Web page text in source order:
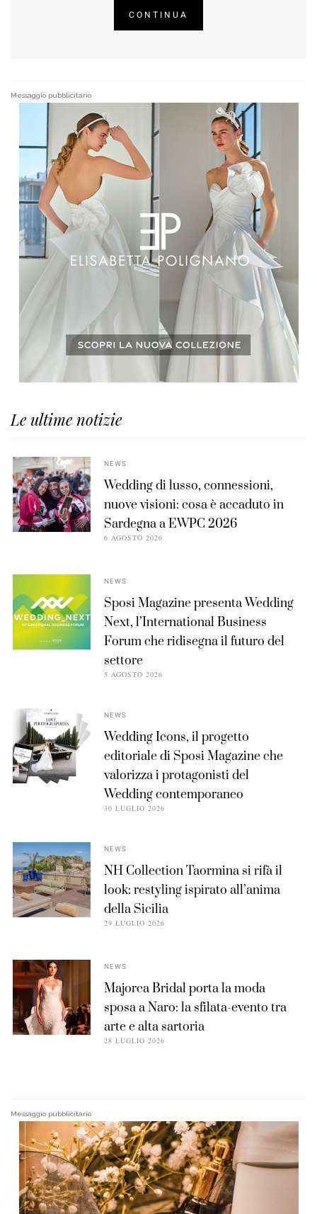
CONTINUA
Messaggio pubblicitario
Le ultime notizie
NEWS
Wedding di lusso, connessioni,
nuove visioni: cosa è accaduto in
Sardegna a EWPC 2026
6 AGOSTO 2026
NEWS
Sposi Magazine presenta Wedding
Next, l’International Business
Forum che ridisegna il futuro del
settore
5 AGOSTO 2026
NEWS
Wedding Icons, il progetto
editoriale di Sposi Magazine che
valorizza i protagonisti del
Wedding contemporaneo
30 LUGLIO 2026
NEWS
NH Collection Taormina si rifà il
look: restyling ispirato all’anima
della Sicilia
29 LUGLIO 2026
NEWS
Majorca Bridal porta la moda
sposa a Naro: la sfilata-evento tra
arte e alta sartoria
28 LUGLIO 2026
Messaggio pubblicitario